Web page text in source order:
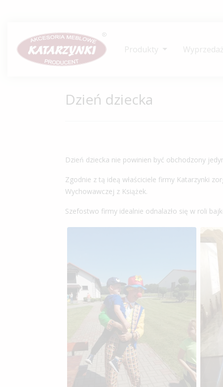
Produkty Wyprzedaż
Dzień dziecka
Dzień dziecka nie powinien być obchodzony
Zgodnie z tą ideą właściciele firmy Katarzynki
Wychowawczej z Książek.
Szefostwo firmy idealnie odnalazło się w roli